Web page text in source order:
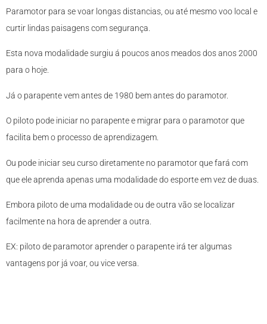
Paramotor para se voar longas distancias, ou até mesmo voo local e
curtir lindas paisagens com segurança.
Esta nova modalidade surgiu á poucos anos meados dos anos 2000
para o hoje.
Já o parapente vem antes de 1980 bem antes do paramotor.
O piloto pode iniciar no parapente e migrar para o paramotor que
facilita bem o processo de aprendizagem.
Ou pode iniciar seu curso diretamente no paramotor que fará com
que ele aprenda apenas uma modalidade do esporte em vez de duas.
Embora piloto de uma modalidade ou de outra vão se localizar
facilmente na hora de aprender a outra.
EX: piloto de paramotor aprender o parapente irá ter algumas
vantagens por já voar, ou vice versa.